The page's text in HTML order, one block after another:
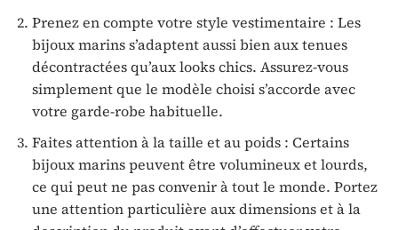
Prenez en compte votre style vestimentaire : Les
bijoux marins s’adaptent aussi bien aux tenues
décontractées qu’aux looks chics. Assurez-vous
simplement que le modèle choisi s’accorde avec
votre garde-robe habituelle.
Faites attention à la taille et au poids : Certains
bijoux marins peuvent être volumineux et lourds,
ce qui peut ne pas convenir à tout le monde. Portez
une attention particulière aux dimensions et à la